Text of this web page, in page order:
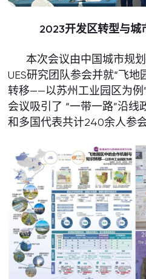
2023开发区转型与城
本次会议由中国城市规
UES研究团队参会并就“飞
转移——以苏州工业园区为例
会议吸引了 “一带一路”沿线
和多国代表共计240余人参